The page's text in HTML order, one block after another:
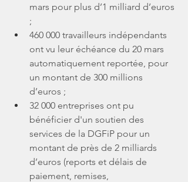
mars pour plus d’1 milliard d’euros
;
460 000 travailleurs indépendants
ont vu leur échéance du 20 mars
automatiquement reportée, pour
un montant de 300 millions
d’euros ;
32 000 entreprises ont pu
bénéficier d'un soutien des
services de la DGFiP pour un
montant de près de 2 milliards
d’euros (reports et délais de
paiement, remises,